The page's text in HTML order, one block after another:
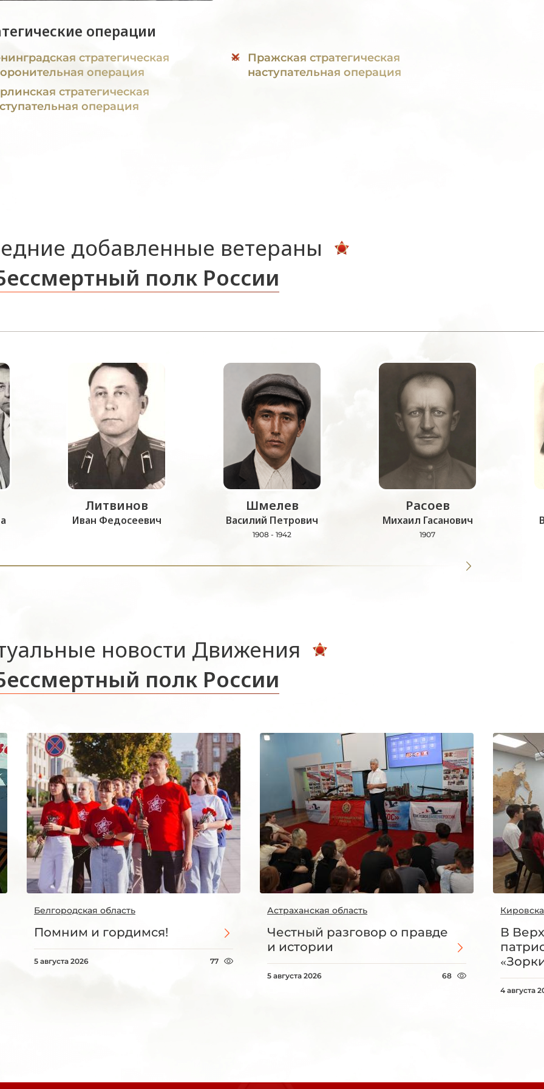
операции
стратегическая
операция
стратегическая
операция
Пражская стратегическая
наступательная операция
добавленные ветераны
полк России
Литвинов
Иван Федосеевич
Шмелев
Василий Петрович
1908 - 1942
Расоев
Михаил Гасанович
1907
новости Движения
полк России
Белгородская область
Помним и гордимся!
5 августа 2026 77
Астраханская область
Честный разговор о правде
и истории
5 августа 2026 68
В
4 августа